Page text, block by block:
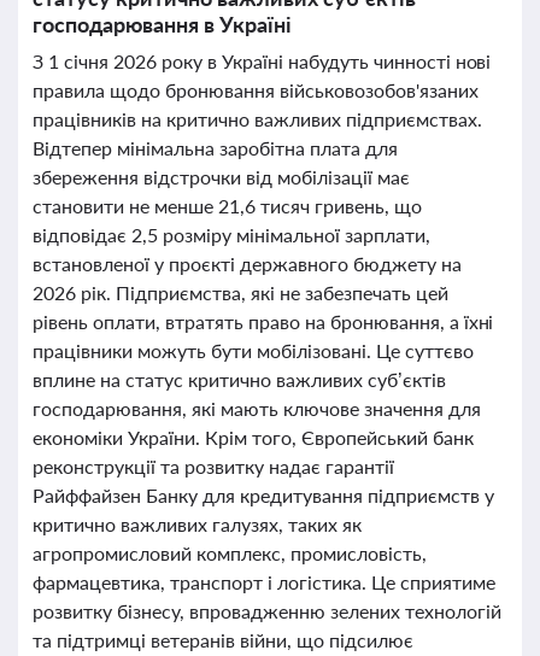
господарювання в Україні
З 1 січня 2026 року в Україні набудуть чинності нові
правила щодо бронювання військовозобов'язаних
працівників на критично важливих підприємствах.
Відтепер мінімальна заробітна плата для
збереження відстрочки від мобілізації має
становити не менше 21,6 тисяч гривень, що
відповідає 2,5 розміру мінімальної зарплати,
встановленої у проєкті державного бюджету на
2026 рік. Підприємства, які не забезпечать цей
рівень оплати, втратять право на бронювання, а їхні
працівники можуть бути мобілізовані. Це суттєво
вплине на статус критично важливих суб’єктів
господарювання, які мають ключове значення для
економіки України. Крім того, Європейський банк
реконструкції та розвитку надає гарантії
Райффайзен Банку для кредитування підприємств у
критично важливих галузях, таких як
агропромисловий комплекс, промисловість,
фармацевтика, транспорт і логістика. Це сприятиме
розвитку бізнесу, впровадженню зелених технологій
та підтримці ветеранів війни, що підсилює